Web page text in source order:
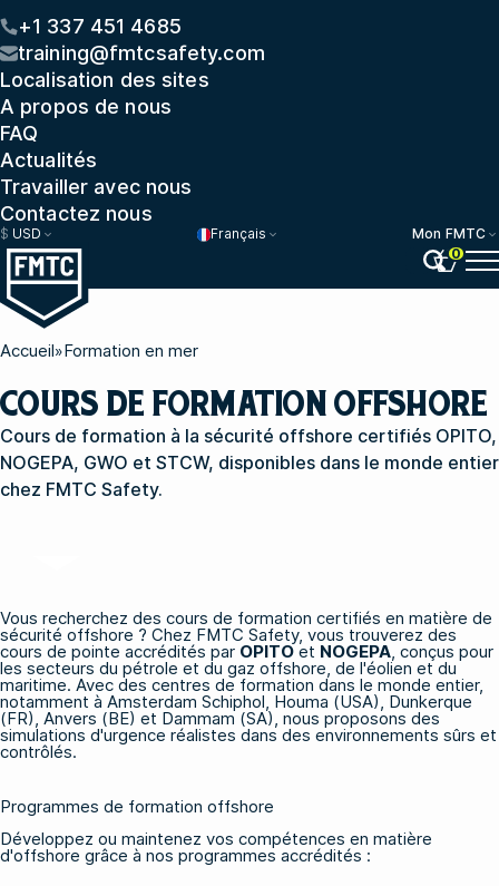
+1 337 451 4685
training@fmtcsafety.com
Localisation des sites
A propos de nous
FAQ
Actualités
Travailler avec nous
Contactez nous
$ USD Français
Mon FMTC
0
Accueil»Formation en mer
COURS DE FORMATION OFFSHORE
Cours de formation à la sécurité offshore certifiés OPITO,
NOGEPA, GWO et STCW, disponibles dans le monde entier
chez FMTC Safety.
Vous recherchez des cours de formation certifiés en matière de
sécurité offshore ? Chez FMTC Safety, vous trouverez des
cours de pointe accrédités par OPITOet NOGEPA , conçus pour
les secteurs du pétrole et du gaz offshore, de l'éolien et du
maritime. Avec des centres de formation dans le monde entier,
notamment à Amsterdam Schiphol, Houma (USA), Dunkerque
(FR), Anvers (BE) et Dammam (SA), nous proposons des
simulations d'urgence réalistes dans des environnements sûrs et
contrôlés.
Programmes de formation offshore
Développez ou maintenez vos compétences en matière
d'offshore grâce à nos programmes accrédités :